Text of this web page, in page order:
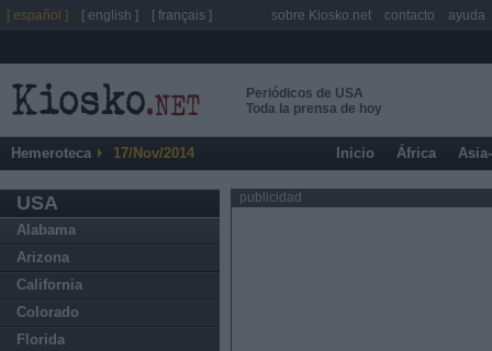
Periódicos de USA
Toda la prensa de hoy
Hemeroteca 17/Nov/2014 Inicio África
USA
Alabama
Arizona
California
Colorado
Florida
publicidad
[ español ] [ english ] [ français ] sobre Kiosko.net contacto ayuda